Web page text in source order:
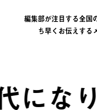
編集部が注目する全国
ち早くお伝えする
りま